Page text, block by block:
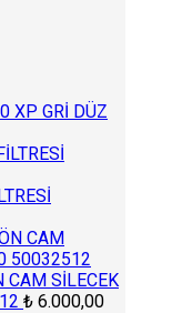
XP GRİ DÜZ
CAM SİLECEK
₺ 6.000,00